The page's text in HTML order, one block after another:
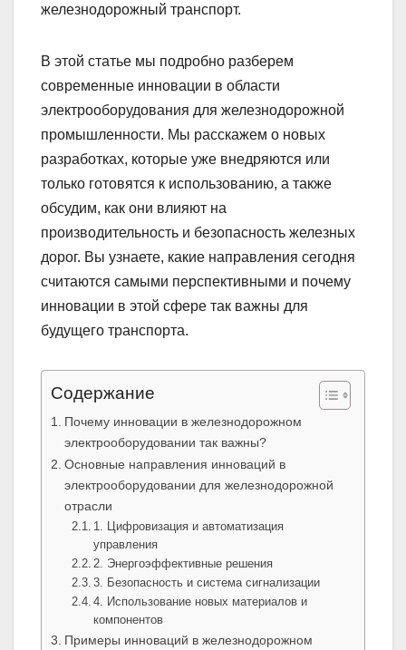
железнодорожный транспорт.
В этой статье мы подробно разберем
современные инновации в области
электрооборудования для железнодорожной
промышленности. Мы расскажем о новых
разработках, которые уже внедряются или
только готовятся к использованию, а также
обсудим, как они влияют на
производительность и безопасность железных
дорог. Вы узнаете, какие направления сегодня
считаются самыми перспективными и почему
инновации в этой сфере так важны для
будущего транспорта.
Содержание
Почему инновации в железнодорожном
электрооборудовании так важны?
Основные направления инноваций в
электрооборудовании для железнодорожной
отрасли
1. Цифровизация и автоматизация
управления
2. Энергоэффективные решения
3. Безопасность и система сигнализации
4. Использование новых материалов и
компонентов
Примеры инноваций в железнодорожном